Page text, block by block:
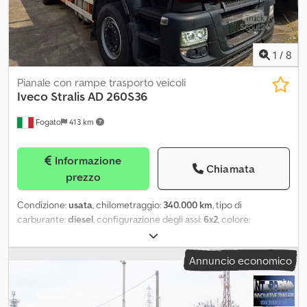
1 / 8
Fogato 413 km
Pianale con rampe trasporto veicoli
Iveco Stralis AD 260S36
prezzo
Chiamata
Condizione:usata, chilometraggio: 340.000 km, tipo di
carburante:diesel, configurazione degli assi:6x2, colore:
Euro 6
Tachigrafo, aria condizionata, bloccaggio del differenziale,
Iveco Stralis AD 260S36 6x2 – 2016 – Euro 6: - 1° Immatricolazione
2016; - motore 360 Cv - Euro 6; - km 340.000 c.ca; - tre assi 6x2; -
terzo asse intelligente (sterzante avanti/indietro); - cambio
Annuncio economico